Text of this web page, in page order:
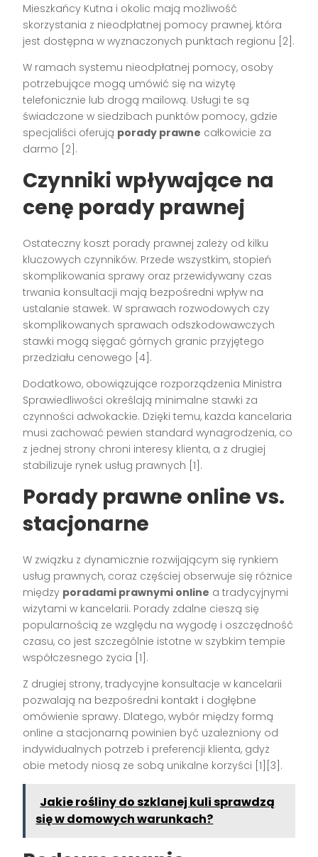
Mieszkańcy Kutna i okolic mają możliwość
skorzystania z nieodpłatnej pomocy prawnej, która
jest dostępna w wyznaczonych punktach regionu [2].
W ramach systemu nieodpłatnej pomocy, osoby
potrzebujące mogą umówić się na wizytę
telefonicznie lub drogą mailową. Usługi te są
świadczone w siedzibach punktów pomocy, gdzie
specjaliści oferują porady prawne całkowicie za
darmo [2].
Czynniki wpływające na
cenę porady prawnej
Ostateczny koszt porady prawnej zależy od kilku
kluczowych czynników. Przede wszystkim, stopień
skomplikowania sprawy oraz przewidywany czas
trwania konsultacji mają bezpośredni wpływ na
ustalanie stawek. W sprawach rozwodowych czy
skomplikowanych sprawach odszkodowawczych
stawki mogą sięgać górnych granic przyjętego
przedziału cenowego [4].
Dodatkowo, obowiązujące rozporządzenia Ministra
Sprawiedliwości określają minimalne stawki za
czynności adwokackie. Dzięki temu, każda kancelaria
musi zachować pewien standard wynagrodzenia, co
z jednej strony chroni interesy klienta, a z drugiej
stabilizuje rynek usług prawnych [1].
Porady prawne online vs.
stacjonarne
W związku z dynamicznie rozwijającym się rynkiem
usług prawnych, coraz częściej obserwuje się różnice
między poradami prawnymi online a tradycyjnymi
wizytami w kancelarii. Porady zdalne cieszą się
popularnością ze względu na wygodę i oszczędność
czasu, co jest szczególnie istotne w szybkim tempie
współczesnego życia [1].
Z drugiej strony, tradycyjne konsultacje w kancelarii
pozwalają na bezpośredni kontakt i dogłębne
omówienie sprawy. Dlatego, wybór między formą
online a stacjonarną powinien być uzależniony od
indywidualnych potrzeb i preferencji klienta, gdyż
obie metody niosą ze sobą unikalne korzyści [1][3].
Jakie rośliny do szklanej kuli sprawdzą
się w domowych warunkach?